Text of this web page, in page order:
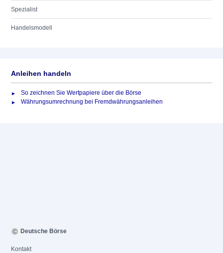
Spezialist
Handelsmodell
Anleihen handeln
So zeichnen Sie Wertpapiere über die Börse
Währungsumrechnung bei Fremdwährungsanleihen
Deutsche Börse
Kontakt